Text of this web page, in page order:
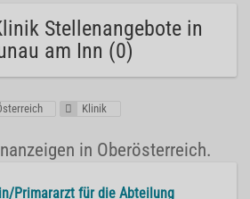
Stellenangebote in
am Inn (0)
Klinik
in Oberösterreich.
Primararzt für die Abteilung